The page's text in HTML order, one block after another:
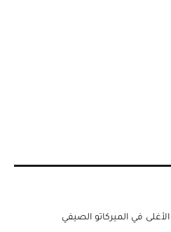
في الميركاتو الصيفي